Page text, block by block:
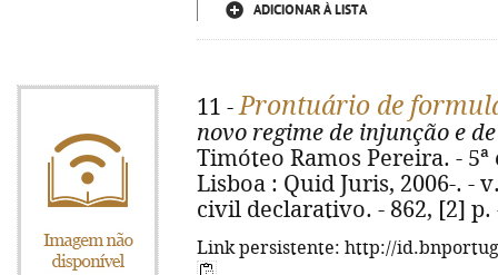
ADICIONAR À LISTA
11 -Prontuário de
novo regime de injunção e
Timóteo Ramos Pereira. -
Lisboa : Quid Juris, 2006-. -
civil declarativo. - 862, [2] p.
Link persistente: http://